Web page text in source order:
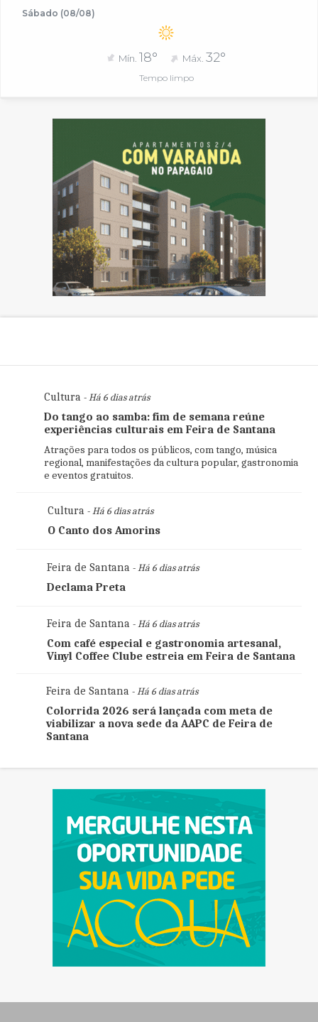
Sábado (08/08)
Mín. 18° Máx.32°
Tempo limpo
Cultura- Há 6 dias atrás
Do tango ao samba: fim de semana reúne
experiências culturais em Feira de Santana
Atrações para todos os públicos, com tango, música
regional, manifestações da cultura popular, gastronomia
e eventos gratuitos.
Cultura- Há 6 dias atrás
O Canto dos Amorins
Feira de Santana- Há 6 dias atrás
Declama Preta
Feira de Santana- Há 6 dias atrás
Com café especial e gastronomia artesanal,
Vinyl Coffee Clube estreia em Feira de Santana
Feira de Santana- Há 6 dias atrás
Colorrida 2026 será lançada com meta de
viabilizar a nova sede da AAPC de Feira de
Santana